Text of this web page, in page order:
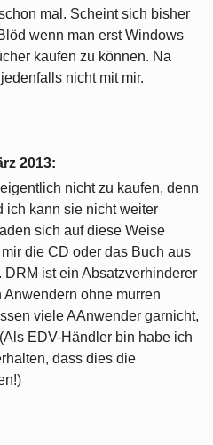
mal. Scheint sich bisher
wenn man erst Windows
kaufen zu können. Na
nicht mit mir.
2013:
nicht zu kaufen, denn
ich kann sie nicht weiter
sich auf diese Weise
die CD oder das Buch aus
ist ein Absatzverhinderer
ohne murren
viele AAnwender garnicht,
EDV-Händler bin habe ich
dass dies die